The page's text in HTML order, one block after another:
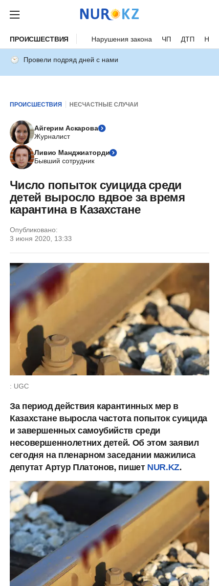
ПРОИСШЕСТВИЯ Нарушения закона ЧП ДТП
Провели подряд дней с нами
ПРОИСШЕСТВИЯ НЕСЧАСТНЫЕ СЛУЧАИ
Айгерим Аскарова
Журналист
Ливио Манджиаторди
Бывший сотрудник
Число попыток суицида среди
детей выросло вдвое за время
карантина в Казахстане
Опубликовано:
3 июня 2020, 13:33
: UGC
За период действия карантинных мер в
Казахстане выросла частота попыток суицида
и завершенных самоубийств среди
несовершеннолетних детей. Об этом заявил
сегодня на пленарном заседании мажилиса
депутат Артур Платонов, пишет NUR.KZ.